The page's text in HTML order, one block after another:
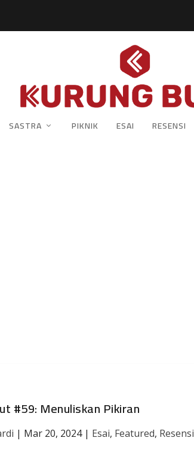
SASTRA PIKNIK ESAI RESENSI
#59: Menuliskan Pikiran
| Mar 20, 2024| Esai, Featured, Resensi